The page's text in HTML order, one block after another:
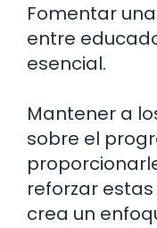
Fomentar
entre
esencial.
Mantener a
sobre el
reforzar
crea un